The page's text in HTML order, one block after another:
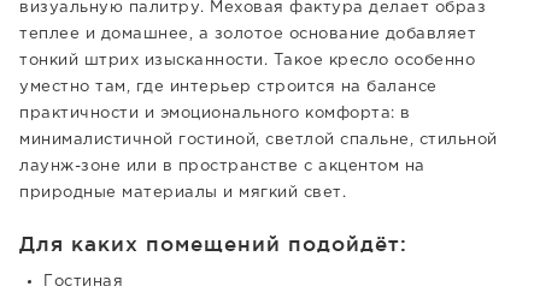
визуальную палитру. Меховая фактура делает образ
теплее и домашнее, а золотое основание добавляет
тонкий штрих изысканности. Такое кресло особенно
уместно там, где интерьер строится на балансе
практичности и эмоционального комфорта: в
минималистичной гостиной, светлой спальне, стильной
лаунж-зоне или в пространстве с акцентом на
природные материалы и мягкий свет.
Для каких помещений подойдёт:
Гостиная